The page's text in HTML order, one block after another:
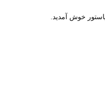
خوش آمدید.